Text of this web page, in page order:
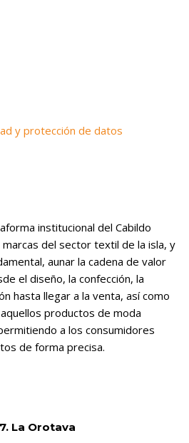
y protección de datos
institucional del Cabildo
del sector textil de la isla, y
aunar la cadena de valor
el diseño, la confección, la
hasta llegar a la venta, así como
productos de moda
a los consumidores
de forma precisa.
La Orotava